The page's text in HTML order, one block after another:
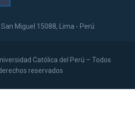
Miguel 15088, Lima - Perú
Católica del Perú – Todos
reservados